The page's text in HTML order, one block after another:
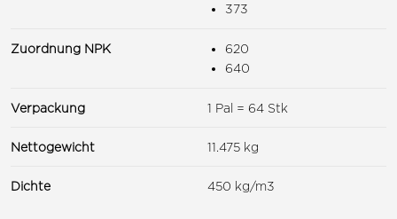
373
Zuordnung NPK
620
640
Verpackung 1 Pal = 64 Stk
Nettogewicht 11.475 kg
Dichte 450 kg/m3